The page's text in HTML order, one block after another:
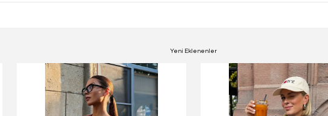
Yeni Eklenenler